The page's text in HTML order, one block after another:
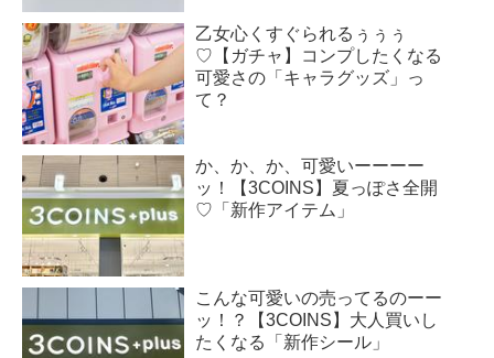
乙女心くすぐられるぅぅぅ
♡【ガチャ】コンプしたくなる
可愛さの「キャラグッズ」っ
て？
か、か、か、可愛いーーーー
ッ！【3COINS】夏っぽさ全開
♡「新作アイテム」
こんな可愛いの売ってるのーー
ッ！？【3COINS】大人買いし
たくなる「新作シール」